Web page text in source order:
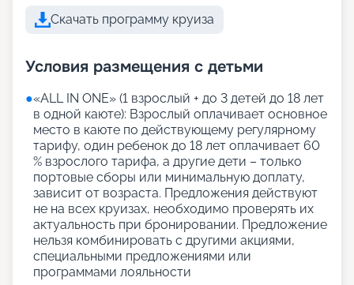
Скачать программу круиза
Условия размещения с детьми
●«АLL IN ONE» (1 взрослый + до 3 детей до 18 лет
в одной каюте): Взрослый оплачивает основное
место в каюте по действующему регулярному
тарифу, один ребенок до 18 лет оплачивает 60
% взрослого тарифа, а другие дети – только
портовые сборы или минимальную доплату,
зависит от возраста. Предложения действуют
не на всех круизах, необходимо проверять их
актуальность при бронировании. Предложение
нельзя комбинировать с другими акциями,
специальными предложениями или
программами лояльности